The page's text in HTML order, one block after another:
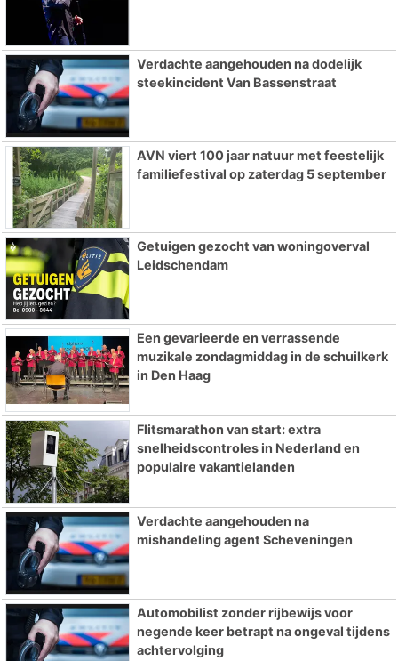
Verdachte aangehouden na dodelijk
steekincident Van Bassenstraat
AVN viert 100 jaar natuur met feestelijk
familiefestival op zaterdag 5 september
Getuigen gezocht van woningoverval
Leidschendam
Een gevarieerde en verrassende
muzikale zondagmiddag in de schuilkerk
in Den Haag
Flitsmarathon van start: extra
snelheidscontroles in Nederland en
populaire vakantielanden
Verdachte aangehouden na
mishandeling agent Scheveningen
Automobilist zonder rijbewijs voor
negende keer betrapt na ongeval tijdens
achtervolging